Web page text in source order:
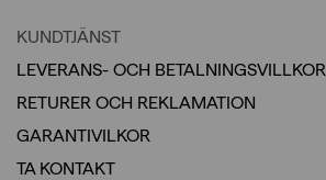
KUNDTJÄNST
LEVERANS- OCH BETALNINGSVILLKOR
RETURER OCH REKLAMATION
GARANTIVILKOR
TA KONTAKT